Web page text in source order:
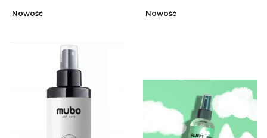
Nowość Nowość